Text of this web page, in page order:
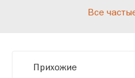
размерам.
Все
Прихожие